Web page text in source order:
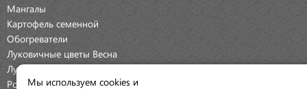
Мангалы
Картофель семенной
Обогреватели
Луковичные цветы Весна
Луковичные цветы Осень
Розы Мы используем cookies и